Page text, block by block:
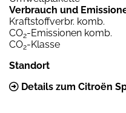
Verbrauch und
Kraftstoffverbr. komb.
CO2-Emissionen komb.
CO2-Klasse
Standort
Details zum Citroën